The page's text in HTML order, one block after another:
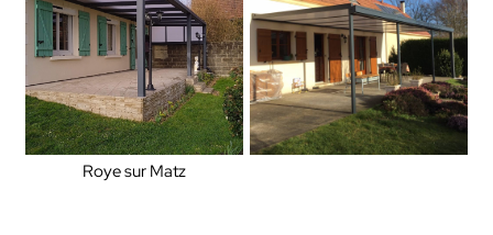
Roye sur Matz